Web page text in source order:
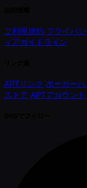
ご利用規約 プライバ
ィアガイドライン
APTリンク ポーカー
ストア APTアカウント